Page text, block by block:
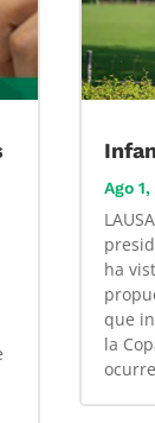
Ago
ha
que
la